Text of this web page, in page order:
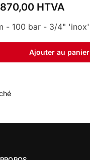
HTVA
Ajouter au panier
- 100 bar - 3/4" 'inox'